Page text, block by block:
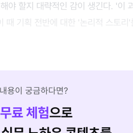
야 할지 대략적인 감이 생긴다. '이
때 기획 전반에 대한 '논리적 스토리'
용이 궁금하다면?
료 체험으로